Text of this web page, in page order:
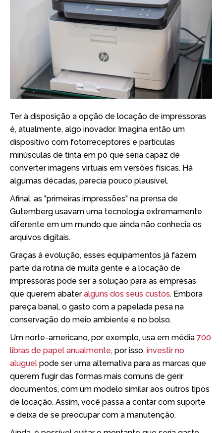
Ter à disposição a opção de locação de impressoras
é, atualmente, algo inovador. Imagina então um
dispositivo com fotorreceptores e partículas
minúsculas de tinta em pó que seria capaz de
converter imagens virtuais em versões físicas. Há
algumas décadas, parecia pouco plausível.
Afinal, as "primeiras impressões" na prensa de
Gutemberg usavam uma tecnologia extremamente
diferente em um mundo que ainda não conhecia os
arquivos digitais.
Graças à evolução, esses equipamentos já fazem
parte da rotina de muita gente e a locação de
impressoras pode ser a solução para as empresas
que querem abateralguns dos seus custos. Embora
pareça banal, o gasto com a papelada pesa na
conservação do meio ambiente e no bolso.
Um norte-americano, por exemplo, usa em média 700
libras de papel anualmente, por isso, investir no
aluguel pode ser uma alternativa para as marcas que
querem fugir das formas mais comuns de gerir
documentos, com um modelo similar aos outros tipos
de locação. Assim, você passa a contar com suporte
e deixa de se preocupar com a manutenção.